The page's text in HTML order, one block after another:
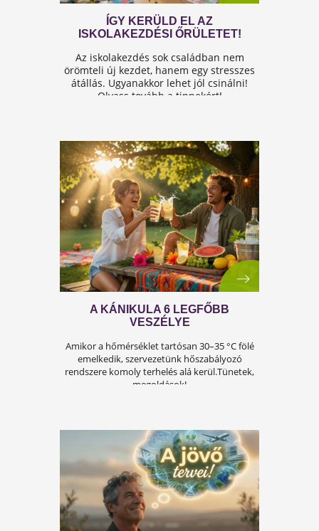
A FÉRFIASSÁG PROBLÉMÁJA:
OKAI, TÜNETEI ÉS LEHETSÉGES
MEGOLDÁSAI
az életben. Nem csupán a testi egészséget,
hanem az önbecsülést is befolyásolja.